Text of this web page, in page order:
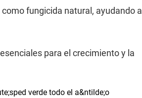
fungicida natural, ayudando a
para el crecimiento y la